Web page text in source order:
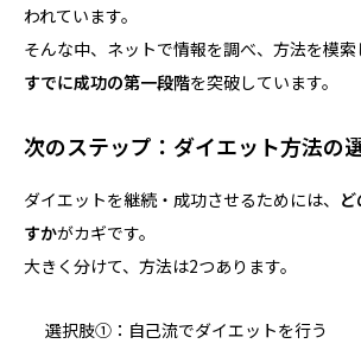
われています。
そんな中、ネットで情報を調べ、方法を模索
すでに成功の第一段階を突破しています。
次のステップ：ダイエット方法の
ダイエットを継続・成功させるためには、
すかがカギです。
大きく分けて、方法は2つあります。
選択肢①：自己流でダイエットを行う